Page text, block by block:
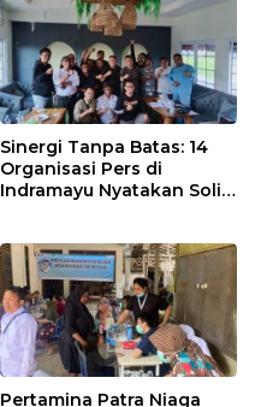
Sinergi Tanpa Batas: 14
Organisasi Pers di
Indramayu Nyatakan Solid
Pertamina Patra Niaga